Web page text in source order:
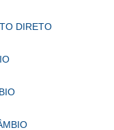
DIRETO